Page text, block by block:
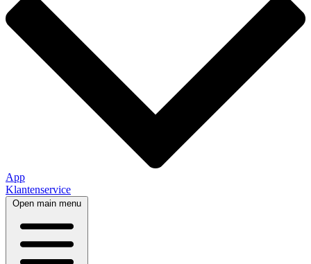
App
Klantenservice
Open main menu